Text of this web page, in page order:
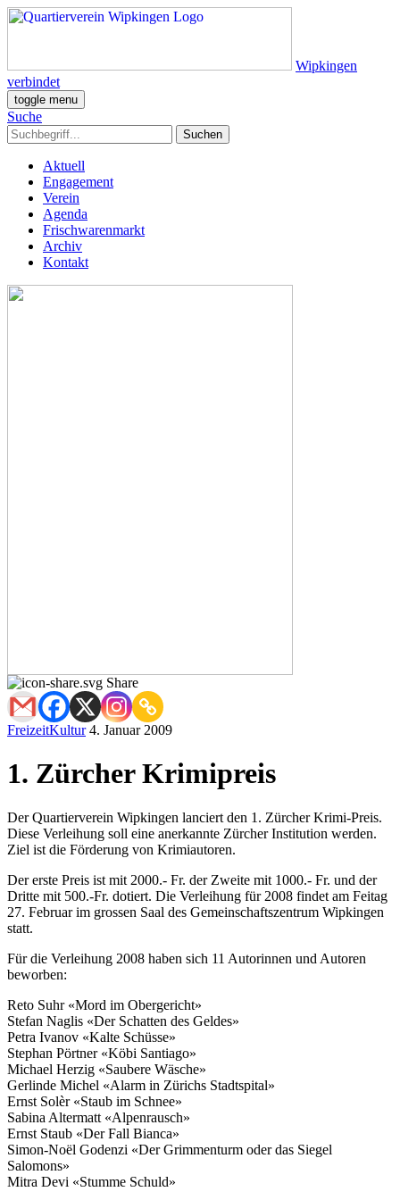
Wipkingen
verbindet
toggle menu
Suche
Aktuell
Engagement
Verein
Agenda
Frischwarenmarkt
Archiv
Kontakt
Share
FreizeitKultur 4. Januar 2009
1. Zürcher Krimipreis
Der Quartierverein Wipkingen lanciert den 1. Zürcher Krimi-Preis.
Diese Verleihung soll eine anerkannte Zürcher Institution werden.
Ziel ist die Förderung von Krimiautoren.
Der erste Preis ist mit 2000.- Fr. der Zweite mit 1000.- Fr. und der
Dritte mit 500.-Fr. dotiert. Die Verleihung für 2008 findet am Feitag
27. Februar im grossen Saal des Gemeinschaftszentrum Wipkingen
statt.
Für die Verleihung 2008 haben sich 11 Autorinnen und Autoren
beworben:
Reto Suhr «Mord im Obergericht»
Stefan Naglis «Der Schatten des Geldes»
Petra Ivanov «Kalte Schüsse»
Stephan Pörtner «Köbi Santiago»
Michael Herzig «Saubere Wäsche»
Gerlinde Michel «Alarm in Zürichs Stadtspital»
Ernst Solèr «Staub im Schnee»
Sabina Altermatt «Alpenrausch»
Ernst Staub «Der Fall Bianca»
Simon-Noël Godenzi «Der Grimmenturm oder das Siegel
Salomons»
Mitra Devi «Stumme Schuld»